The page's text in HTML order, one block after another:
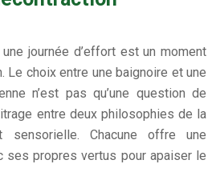
journée d’effort est un moment
Le choix entre une baignoire et une
n’est pas qu’une question de
entre deux philosophies de la
sensorielle. Chacune offre une
ses propres vertus pour apaiser le